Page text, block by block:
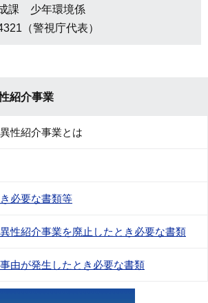
課 少年環境係
（警視庁代表）
紹介事業
性紹介事業とは
必要な書類等
性紹介事業を廃止したとき必要な書類
由が発生したとき必要な書類